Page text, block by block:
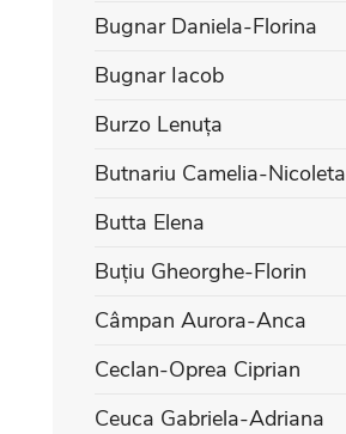
Bugnar Daniela-Florina
Bugnar Iacob
Burzo Lenuța
Butnariu Camelia-Nicoleta
Butta Elena
Buțiu Gheorghe-Florin
Câmpan Aurora-Anca
Ceclan-Oprea Ciprian
Ceuca Gabriela-Adriana